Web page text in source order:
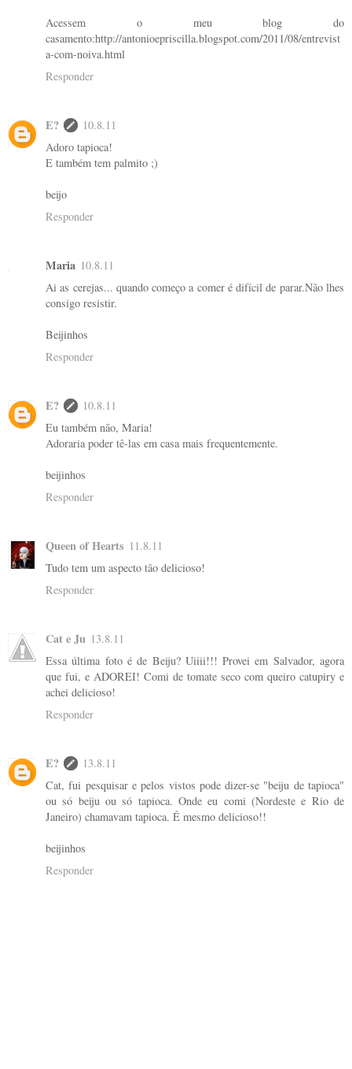
Acessem o meu blog do
casamento:http://antonioepriscilla.blogspot.com/2011/08/entrevist
a-com-noiva.html
Responder
E?
10.8.11
Adoro tapioca!
E também tem palmito ;)
beijo
Responder
Maria 10.8.11
Ai as cerejas... quando começo a comer é difícil de parar.Não lhes
consigo resistir.
Beijinhos
Responder
E?
10.8.11
Eu também não, Maria!
Adoraria poder tê-las em casa mais frequentemente.
beijinhos
Responder
Queen of Hearts 11.8.11
Tudo tem um aspecto tão delicioso!
Responder
Cat e Ju 13.8.11
Essa última foto é de Beiju? Uiiii!!! Provei em Salvador, agora
que fui, e ADOREI! Comi de tomate seco com queiro catupiry e
achei delicioso!
Responder
E?
13.8.11
Cat, fui pesquisar e pelos vistos pode dizer-se "beiju de tapioca"
ou só beiju ou só tapioca. Onde eu comi (Nordeste e Rio de
Janeiro) chamavam tapioca. É mesmo delicioso!!
beijinhos
Responder